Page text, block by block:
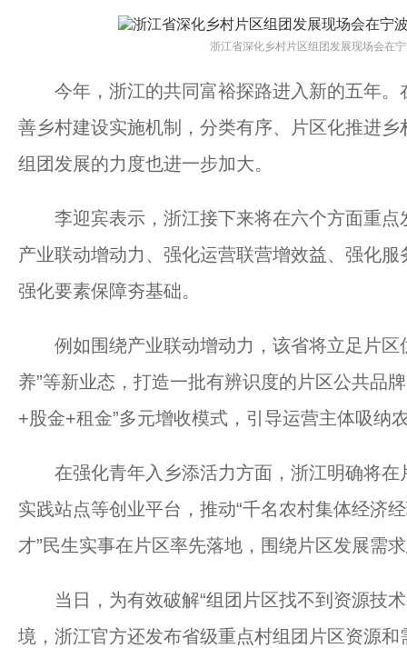
浙江省深化乡村片区组团发展现场会在
今年，浙江的共同富裕探路进入新的五年。
善乡村建设实施机制，分类有序、片区化推进
组团发展的力度也进一步加大。
李迎宾表示，浙江接下来将在六个方面重点
产业联动增动力、强化运营联营增效益、强化
强化要素保障夯基础。
例如围绕产业联动增动力，该省将立足片区
养”等新业态，打造一批有辨识度的片区公共品
+股金+租金”多元增收模式，引导运营主体吸纳
在强化青年入乡添活力方面，浙江明确将在
实践站点等创业平台，推动“千名农村集体经济
才”民生实事在片区率先落地，围绕片区发展需
当日，为有效破解“组团片区找不到资源技术
境，浙江官方还发布省级重点村组团片区资源